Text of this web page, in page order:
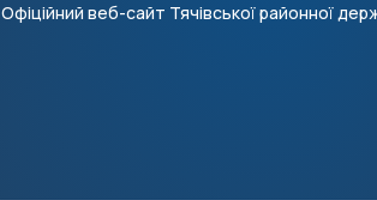
Офіційний веб-сайт Тячівської районної